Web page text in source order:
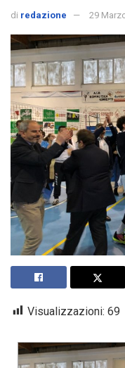
di redazione 29
Visualizzazioni: 69